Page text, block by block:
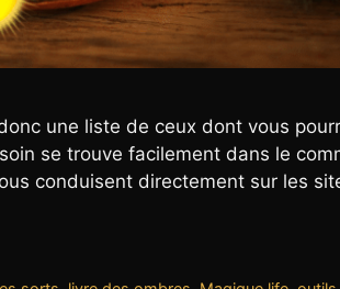
une liste de ceux dont vous
se trouve facilement dans le
conduisent directement sur les